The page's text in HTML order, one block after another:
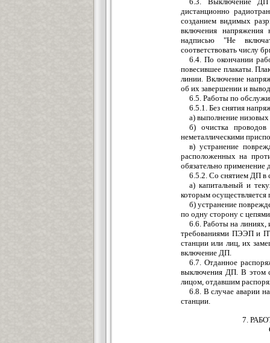
дистанционно
созданием видимых
включения
надписью "Не
соответствовать числу
6.4. По окончании
повесившее плакаты.
линии. Включение
об их завершении и
6.5. Работы по
6.5.1. Без снятия
а) выполнение
б) очистка
неметаллическими
в) устранение
расположенных на
обязательно применение
6.5.2. Со снятием ДП в
а) капитальный и
которым осуществляется
б) устранение
по одну сторону с
6.6. Работы на линиях,
требованиями ПЭЭП и
станции или лиц, их
включение ДП.
6.7. Отданное
выключения ДП. В этом
лицом, отдавшим
6.8. В случае аварии
станции.
7.